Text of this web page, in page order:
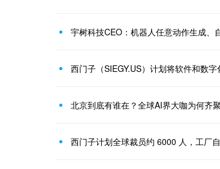
宇树科技CEO：机器人任意动作生成、
西门子（SIEGY.US）计划将软件和数
北京到底有谁在？全球AI界大咖为何齐
西门子计划全球裁员约 6000 人，工厂